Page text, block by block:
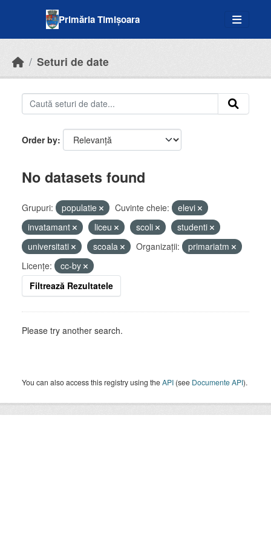
Primăria Timișoara
Seturi de date
Order by
No datasets found
Grupuri: populatie Cuvinte cheie:
elevi
invatamant
liceu scoli
studenti
universitati
scoala Organizații:
primariatm
Licenţe:
cc-by
Filtrează Rezultatele
Please try another search.
You can also access this registry using theAPI (see Documente API).